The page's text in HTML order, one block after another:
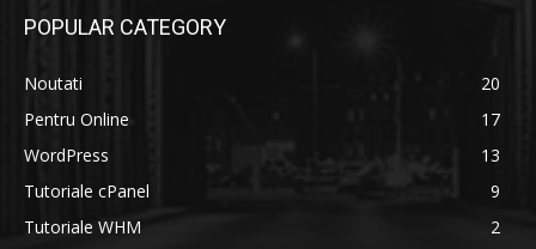
POPULAR CATEGORY
Noutati
20
Pentru Online
17
WordPress
13
Tutoriale cPanel
9
Tutoriale WHM
2